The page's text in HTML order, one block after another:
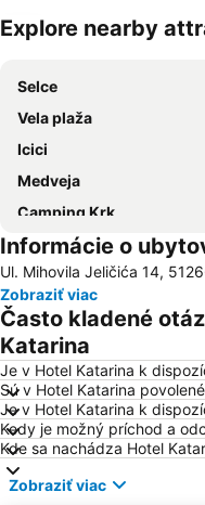
Explore nearby
Selce
Vela plaža
Icici
Medveja
Camping Krk
Malinska
Teniski klub Kvarner
Njivice
Porto Baska
Letisko Rijeka
Drazica
Hrvatsko Narodno Kazalište Ivana pl
Korzo
Punta Debij
Informácie o
Ul. Mihovila Jeličića 14,
Zobraziť viac
Často kladené
Katarina
Je v Hotel Katarina k
Sú v Hotel Katarina
Je v Hotel Katarina k
Kedy je možný príchod a
Kde sa nachádza Hotel
Zobraziť viac